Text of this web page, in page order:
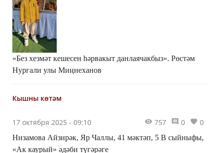
«Без хезмәт кешесен һәрвакыт данлаячакбыз». Рөстәм
Нургали улы Миңнеханов
Кышны көтәм
17 октября 2025 - 09:10 757 0 0
Низамова Айзирәк, Яр Чаллы, 41 мәктәп, 5 В сыйныфы,
«Ак каурый» әдәби түгәрәге